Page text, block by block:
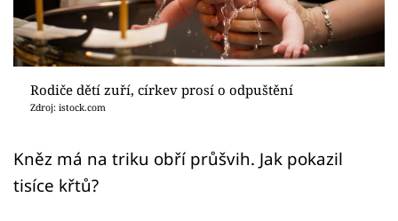
Videa
Sledujte prima+
Přihlášení
Sledujte nás
Rodiče dětí zuří, církev prosí o odpuštění
Zdroj: istock.com
Kněz má na triku obří průšvih. Jak pokazil
tisíce křtů?